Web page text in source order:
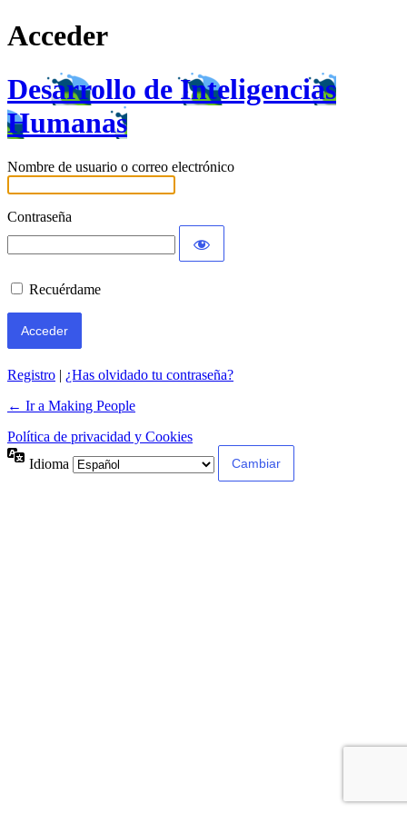
Acceder
Desarrollo de Inteligencias
Humanas
Nombre de usuario o correo electrónico
Contraseña
Recuérdame
Registro | ¿Has olvidado tu contraseña?
← Ir a Making People
Política de privacidad y Cookies
Idioma